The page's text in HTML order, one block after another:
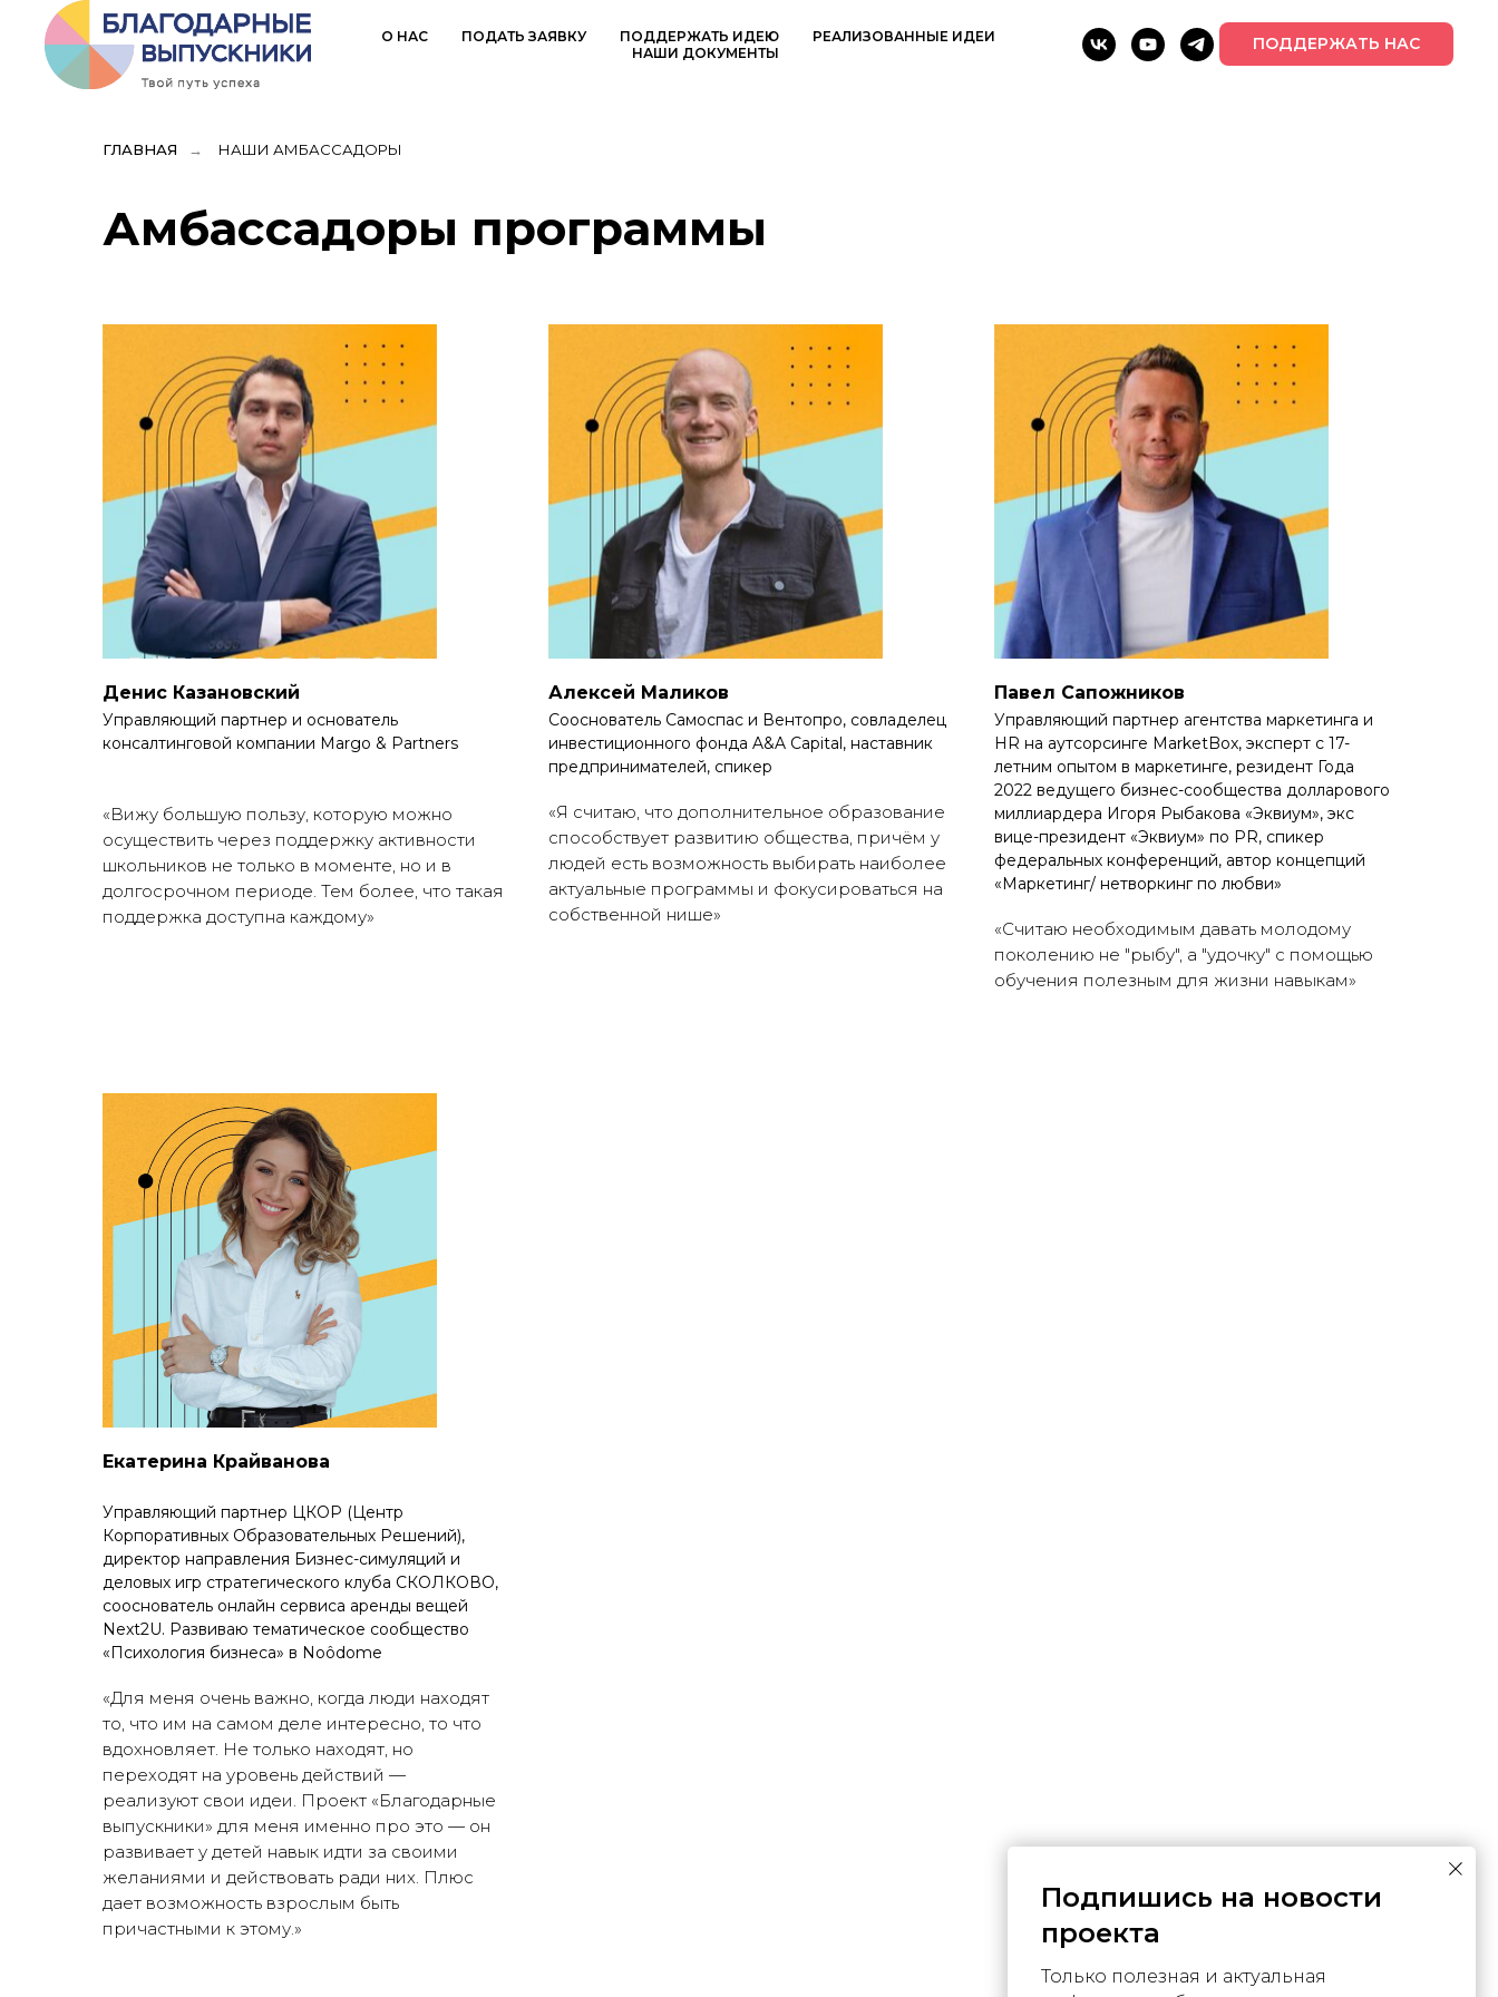
О НАС ПОДАТЬ ЗАЯВКУ ПОДДЕРЖАТЬ ИДЕЮ
РЕАЛИЗОВАННЫЕ ИДЕИ
НАШИ ДОКУМЕНТЫ
ПОДДЕРЖАТЬ НАС
ГЛАВНАЯ → НАШИ АМБАССАДОРЫ
Амбассадоры программы
Денис Казановский
Управляющий партнер и основатель
консалтинговой компании Margo & Partners
«Вижу большую пользу, которую можно
осуществить через поддержку активности
школьников не только в моменте, но и в
долгосрочном периоде. Тем более, что такая
поддержка доступна каждому»
Алексей Маликов
Сооснователь Самоспас и Вентопро, совладелец
инвестиционного фонда A&A Capital, наставник
предпринимателей, спикер
«Я считаю, что дополнительное образование
способствует развитию общества, причём у
людей есть возможность выбирать наиболее
актуальные программы и фокусироваться на
собственной нише»
Павел Сапожников
Управляющий партнер агентства маркетинга и
HR на аутсорсинге MarketBox, эксперт с 17-
летним опытом в маркетинге, резидент Года
2022 ведущего бизнес-сообщества долларового
миллиардера Игоря Рыбакова «Эквиум», экс
вице-президент «Эквиум» по PR, спикер
федеральных конференций, автор концепций
«Маркетинг/ нетворкинг по любви»
«Считаю необходимым давать молодому
поколению не "рыбу", а "удочку" с помощью
обучения полезным для жизни навыкам»
Екатерина Крайванова
Управляющий партнер ЦКОР (Центр
Корпоративных Образовательных Решений),
директор направления Бизнес-симуляций и
деловых игр стратегического клуба СКОЛКОВО,
сооснователь онлайн сервиса аренды вещей
Next2U. Развиваю тематическое сообщество
«Психология бизнеса» в Noôdome
«Для меня очень важно, когда люди находят
то, что им на самом деле интересно, то что
вдохновляет. Не только находят, но
переходят на уровень действий —
реализуют свои идеи. Проект «Благодарные
выпускники» для меня именно про это — он
развивает у детей навык идти за своими
желаниями и действовать ради них. Плюс
дает возможность взрослым быть
причастными к этому.»
Подпишись на новости
проекта
Только полезная и актуальная